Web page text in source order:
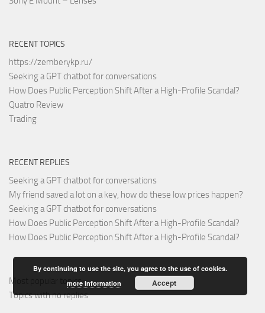
RECENT TOPICS
https://zemberykp.ru/
Seeking a GPT chatbot for conversations
How Does Public Perception Shift After a High-Profile Scandal?
Quatro Review
Trading
RECENT REPLIES
Seeking a GPT chatbot for conversations
My friend saved a lot on a key, how do these low prices happen?
Seeking a GPT chatbot for conversations
How Does Public Perception Shift After a High-Profile Scandal?
How Does Public Perception Shift After a High-Profile Scandal?
Most popular topics
Topics with no replies
By continuing to use the site, you agree to the use of cookies.
more information
Accept